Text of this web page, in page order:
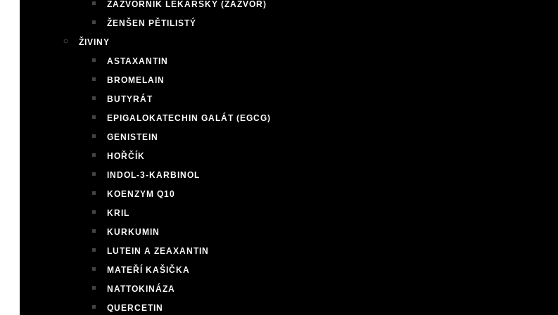
ZÁZVORNÍK LÉKAŘSKÝ (ZÁZVOR)
ŽENŠEN PĚTILISTÝ
ŽIVINY
ASTAXANTIN
BROMELAIN
BUTYRÁT
EPIGALOKATECHIN GALÁT (EGCG)
GENISTEIN
HOŘČÍK
INDOL-3-KARBINOL
KOENZYM Q10
KRIL
KURKUMIN
LUTEIN A ZEAXANTIN
MATEŘÍ KAŠIČKA
NATTOKINÁZA
QUERCETIN